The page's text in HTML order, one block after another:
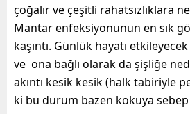
çoğalır ve çeşitli rahatsızlıklara
Mantar enfeksiyonunun en sık
kaşıntı. Günlük hayatı
ve ona bağlı olarak da şişliğe
akıntı kesik kesik (halk tabiriyle
ki bu durum bazen kokuya